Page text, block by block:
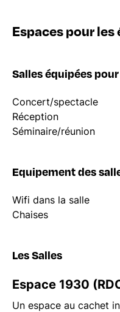
Espaces pour
Salles équipées pour
Concert/spectacle
Réception
Séminaire/réunion
Equipement des
Wifi dans la salle
Chaises
Les Salles
Espace 1930
Un espace au cachet